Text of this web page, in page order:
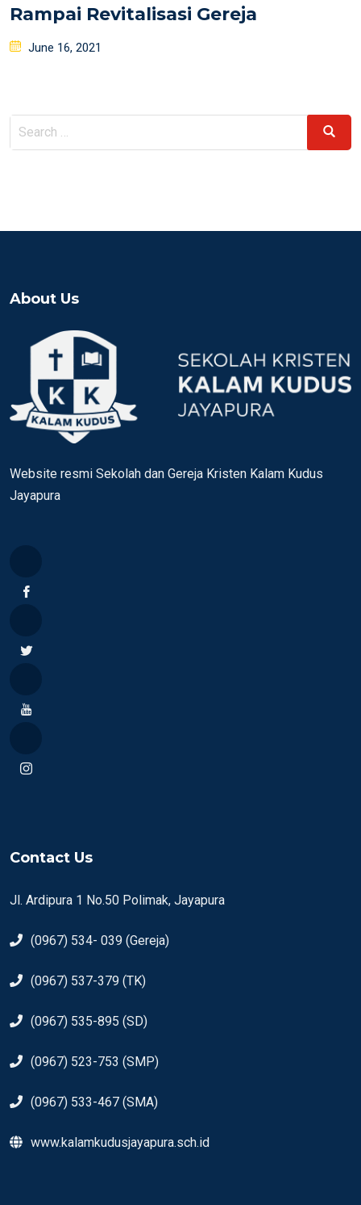
Rampai Revitalisasi Gereja
Posted
June 16, 2021
Search
Search
About Us
Website resmi Sekolah dan Gereja Kristen Kalam Kudus
Jayapura
Contact Us
Jl. Ardipura 1 No.50 Polimak, Jayapura
(0967) 534- 039 (Gereja)
(0967) 537-379 (TK)
(0967) 535-895 (SD)
(0967) 523-753 (SMP)
(0967) 533-467 (SMA)
www.kalamkudusjayapura.sch.id